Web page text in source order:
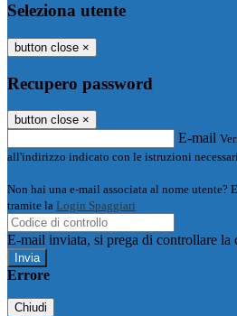
Seleziona utente
button close ×
Recupero password
button close ×
E-mail
all'indirizzo indicato con le istruzioni
Non hai una e-mail associata al nome utente?
tramite la Login Spaggiari
E-mail inviata, si prega di controllare la
Errore
Chiudi